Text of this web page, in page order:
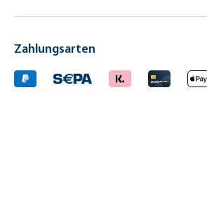
Zahlungsarten